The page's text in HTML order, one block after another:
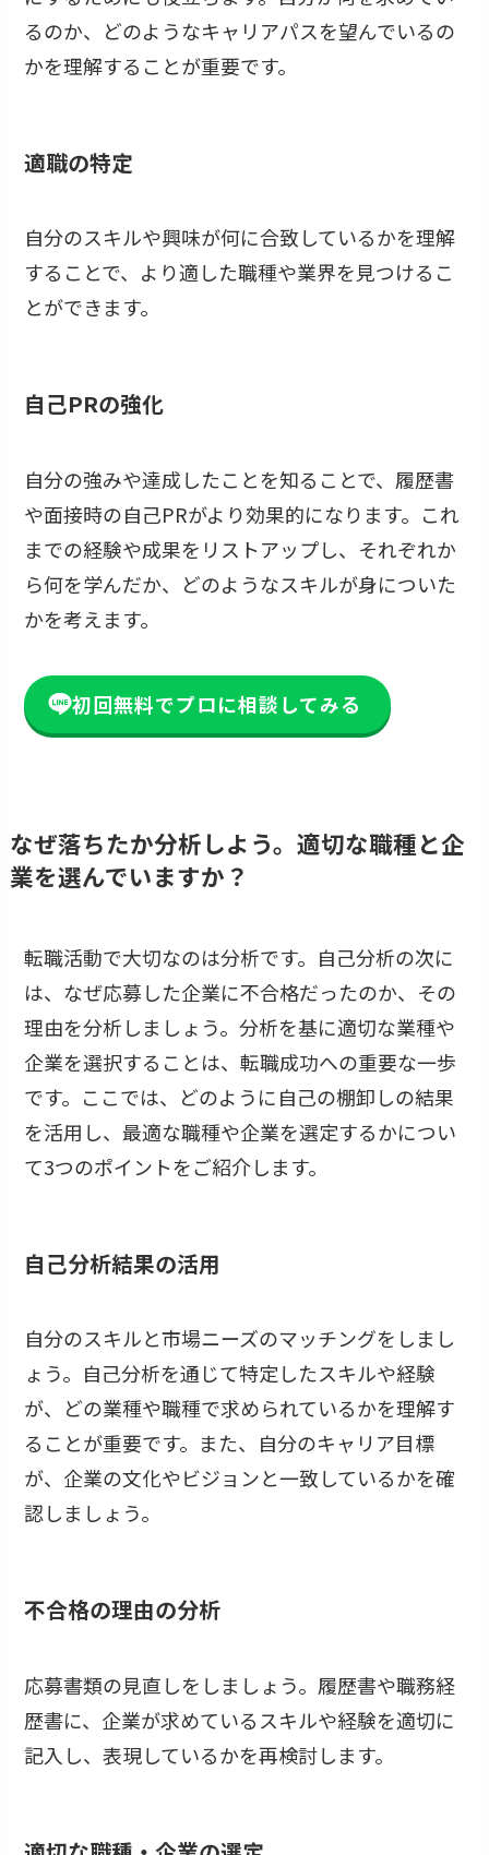
るのか、どのようなキャリアパスを望んでいるの
かを理解することが重要です。
適職の特定
自分のスキルや興味が何に合致しているかを理解
することで、より適した職種や業界を見つけるこ
とができます。
自己PRの強化
自分の強みや達成したことを知ることで、履歴書
や面接時の自己PRがより効果的になります。これ
までの経験や成果をリストアップし、それぞれか
ら何を学んだか、どのようなスキルが身についた
かを考えます。
初回無料でプロに相談してみる
なぜ落ちたか分析しよう。適切な職種と企
業を選んでいますか？
転職活動で大切なのは分析です。自己分析の次に
は、なぜ応募した企業に不合格だったのか、その
理由を分析しましょう。分析を基に適切な業種や
企業を選択することは、転職成功への重要な一歩
です。ここでは、どのように自己の棚卸しの結果
を活用し、最適な職種や企業を選定するかについ
て3つのポイントをご紹介します。
自己分析結果の活用
自分のスキルと市場ニーズのマッチングをしまし
ょう。自己分析を通じて特定したスキルや経験
が、どの業種や職種で求められているかを理解す
ることが重要です。また、自分のキャリア目標
が、企業の文化やビジョンと一致しているかを確
認しましょう。
不合格の理由の分析
応募書類の見直しをしましょう。履歴書や職務経
歴書に、企業が求めているスキルや経験を適切に
記入し、表現しているかを再検討します。